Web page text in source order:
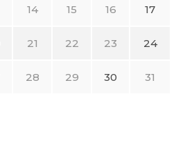
14 15 16 17
21 22 23 24
28 29 30 31